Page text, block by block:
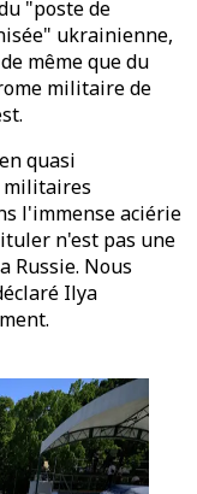
"poste de
ukrainienne,
même que du
militaire de
quasi
militaires
l'immense aciérie
n'est pas une
Russie. Nous
Ilya